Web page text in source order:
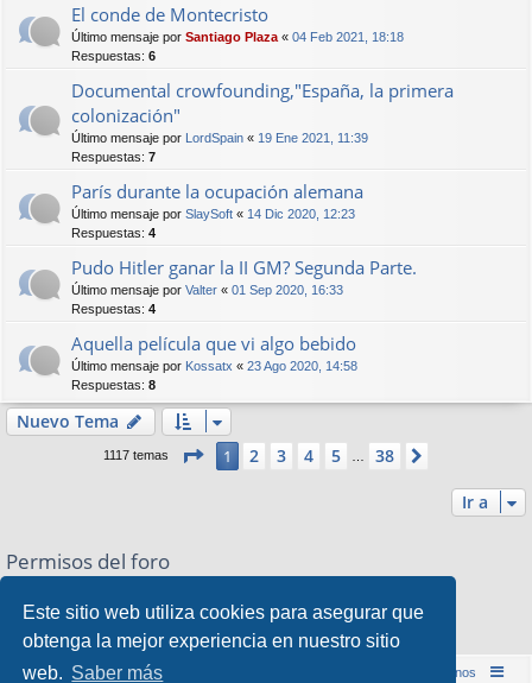
Este sitio web utiliza cookies para asegurar que
obtenga la mejor experiencia en nuestro sitio
web. Saber más
El conde de Montecristo
Último mensaje por Santiago Plaza « 04 Feb 2021, 18:18
Respuestas: 6
Documental crowfounding,"España, la primera
colonización"
Último mensaje por LordSpain « 19 Ene 2021, 11:39
Respuestas: 7
París durante la ocupación alemana
Último mensaje por SlaySoft « 14 Dic 2020, 12:23
Respuestas: 4
Pudo Hitler ganar la II GM? Segunda Parte.
Último mensaje por Valter « 01 Sep 2020, 16:33
Respuestas: 4
Aquella película que vi algo bebido
Último mensaje por Kossatx « 23 Ago 2020, 14:58
Respuestas: 8
Nuevo Tema
1117 temas Página de 38
1 2 3 4 5 38
Ir a
Permisos del foro
No puede responder a temas en este Foro
No puede editar sus mensajes en este Foro
No puedeborrar sus mensajes en este Foro
Inicio (Web) Foro Punta de Lanza Wargames Contáctenos